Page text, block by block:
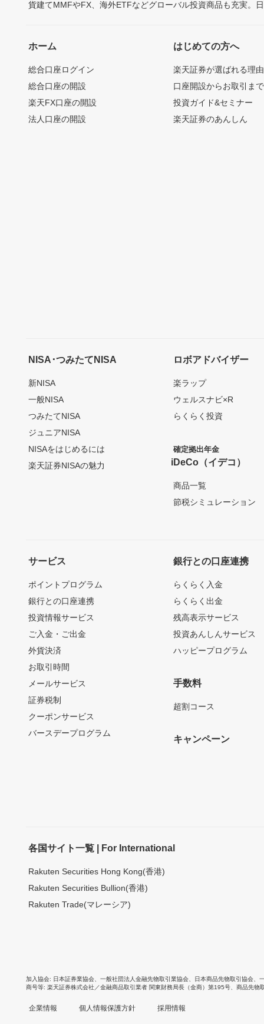
貨建てMMFやFX、海外ETFなどグローバル投資商品も充実。
ホーム
総合口座ログイン
総合口座の開設
楽天FX口座の開設
法人口座の開設
はじめての方へ
楽天証券が選ばれる理由
口座開設からお取引ま
投資ガイド&セミナー
楽天証券のあんしん
NISA･つみたてNISA
新NISA
一般NISA
つみたてNISA
ジュニアNISA
NISAをはじめるには
楽天証券NISAの魅力
ロボアドバイザー
楽ラップ
ウェルスナビ×R
らくらく投資
確定拠出年金
iDeCo（イデコ）
商品一覧
節税シミュレーション
サービス
ポイントプログラム
銀行との口座連携
投資情報サービス
ご入金・ご出金
外貨決済
お取引時間
メールサービス
証券税制
クーポンサービス
バースデープログラム
銀行との口座連携
らくらく入金
らくらく出金
残高表示サービス
投資あんしんサービス
ハッピープログラム
手数料
超割コース
キャンペーン
各国サイト一覧 | For International
Rakuten Securities Hong Kong(香港)
Rakuten Securities Bullion(香港)
Rakuten Trade(マレーシア)
加入協会 日本証券業協会 一般社団法人金融先物取引業協会 日本商品先物取引協会
商号等 楽天証券株式会社／金融商品取引業者 関東財務局長（金商）第195号、商品先物
企業情報 個人情報保護方針 採用情報